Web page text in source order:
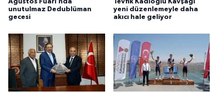
Ağustos Fuarı’nda
unutulmaz Dedublüman
gecesi
Tevfik Kadıoğlu Kavşağı
yeni düzenlemeyle daha
akıcı hale geliyor